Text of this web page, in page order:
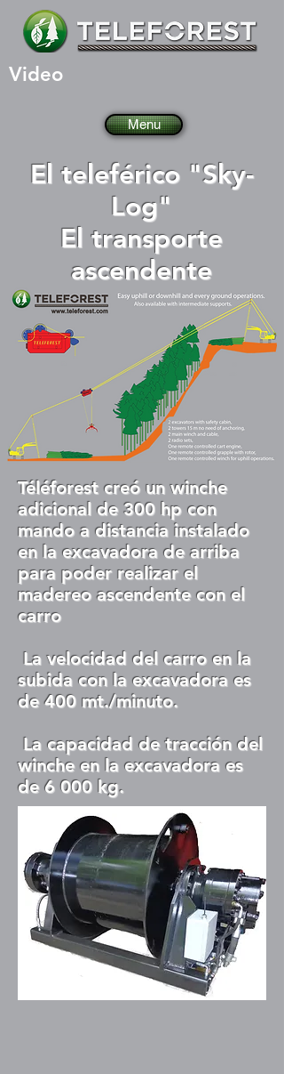
Video
Menu
El teleférico "Sky-
Log"
El transporte
ascendente
Téléforest creó un winche
adicional de 300 hp con
mando a distancia instalado
en la excavadora de arriba
para poder realizar el
madereo ascendente con el
carro
La velocidad del carro en la
subida con la excavadora es
de 400 mt./minuto.
La capacidad de tracción del
winche en la excavadora es
de 6 000 kg.